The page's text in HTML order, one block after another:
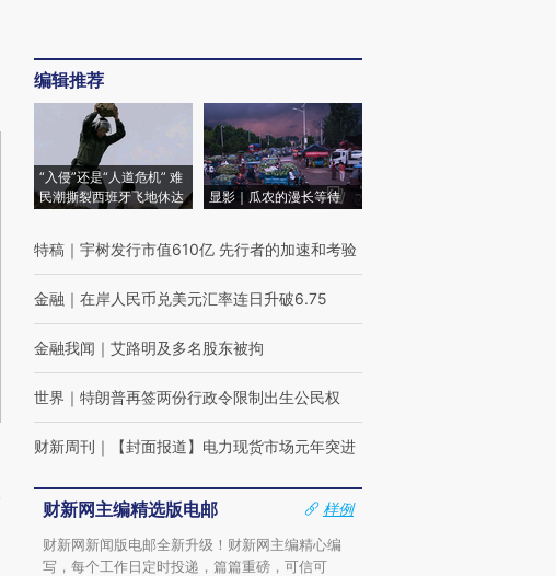
编辑推荐
“入侵”还是“人道危机” 难
民潮撕裂西班牙飞地休达
显影｜瓜农的漫长等待
特稿 ｜ 宇树发行市值610亿 先行者的加速和考验
金融 ｜ 在岸人民币兑美元汇率连日升破6.75
金融我闻 ｜ 艾路明及多名股东被拘
世界 ｜ 特朗普再签两份行政令限制出生公民权
财新周刊 ｜ 【封面报道】电力现货市场元年突进
财新网主编精选版电邮
样例
财新网新闻版电邮全新升级！财新网主编精心编
写，每个工作日定时投递，篇篇重磅，可信可